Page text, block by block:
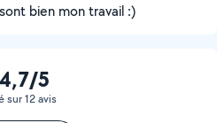
bien mon travail :)
4,7/5
sur 12 avis